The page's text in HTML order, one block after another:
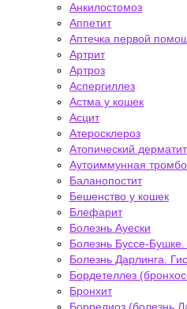
Анкилостомоз
Аппетит
Аптечка первой
Артрит
Артроз
Аспергиллез
Астма у кошек
Асцит
Атеросклероз
Атопический дерматит
Аутоиммунная
Баланопостит
Бешенство у кошек
Блефарит
Болезнь Ауески
Болезнь Буссе-Бушке.
Болезнь Дарлинга.
Бордетеллез
Бронхит